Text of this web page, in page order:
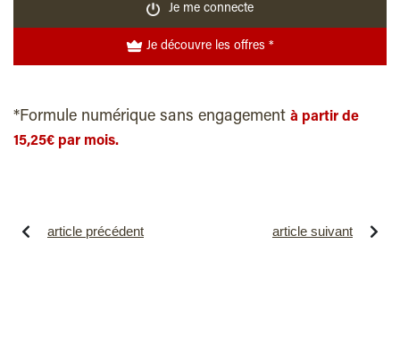
Je me connecte
Je découvre les offres *
*Formule numérique sans engagement à partir de
15,25€ par mois.
article précédent article suivant